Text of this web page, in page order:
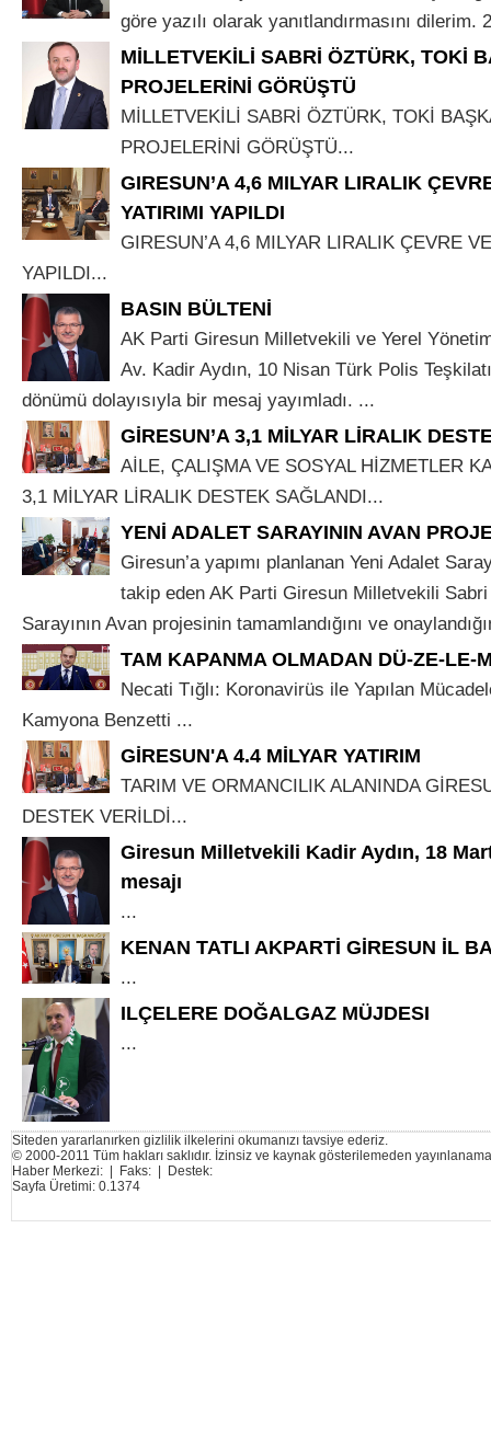
göre yazılı olarak yanıtlandırmasını dilerim.
MİLLETVEKİLİ SABRİ ÖZTÜRK, TOKİ
PROJELERİNİ GÖRÜŞTÜ
MİLLETVEKİLİ SABRİ ÖZTÜRK, TOKİ
PROJELERİNİ GÖRÜŞTÜ...
GIRESUN’A 4,6 MILYAR LIRALIK
YATIRIMI YAPILDI
GIRESUN’A 4,6 MILYAR LIRALIK ÇEVRE
YAPILDI...
BASIN BÜLTENİ
AK Parti Giresun Milletvekili ve Yerel
Av. Kadir Aydın, 10 Nisan Türk Polis
dönümü dolayısıyla bir mesaj yayımladı. ...
GİRESUN’A 3,1 MİLYAR LİRALIK
AİLE, ÇALIŞMA VE SOSYAL HİZMETLER
3,1 MİLYAR LİRALIK DESTEK SAĞLANDI...
YENİ ADALET SARAYININ AVAN
Giresun’a yapımı planlanan Yeni Adalet
takip eden AK Parti Giresun Milletvekili
Sarayının Avan projesinin tamamlandığını ve
TAM KAPANMA OLMADAN DÜ-ZE-LE-
Necati Tığlı: Koronavirüs ile Yapılan
Kamyona Benzetti ...
GİRESUN'A 4.4 MİLYAR YATIRIM
TARIM VE ORMANCILIK ALANINDA
DESTEK VERİLDİ...
Giresun Milletvekili Kadir Aydın, 18
mesajı
...
KENAN TATLI AKPARTİ GİRESUN İL
...
ILÇELERE DOĞALGAZ MÜJDESI
...
Siteden yararlanırken gizlilik ilkelerini okumanızı tavsiye ederiz.
© 2000-2011 Tüm hakları saklıdır. İzinsiz ve kaynak gösterilemeden
Haber Merkezi: | Faks: | Destek:
Sayfa Üretimi: 0.1374